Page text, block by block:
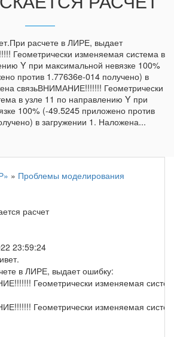
расчете в ЛИРЕ, выдает
Геометрически изменяемая система в
Y при максимальной невязке 100%
против 1.77636e-014 получено) в
связьВНИМАНИЕ!!!!!!! Геометрически
в узле 11 по направлению Y при
100% (-49.5245 приложено против
в загружении 1. Наложена...
» Проблемы моделирования
расчет
23:59:24
в ЛИРЕ, выдает ошибку:
Геометрически изменяемая
Геометрически изменяемая